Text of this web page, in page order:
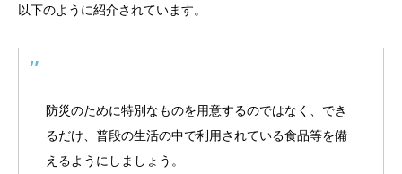
以下のように紹介されています。
防災のために特別なものを用意するのではなく、でき
るだけ、普段の生活の中で利用されている食品等を備
えるようにしましょう。